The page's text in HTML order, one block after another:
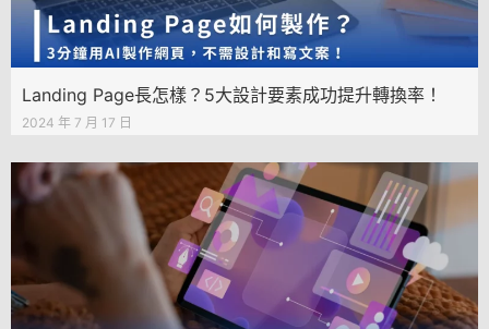
Landing Page長怎樣？5大設計要素成功提升轉換率！
2024 年 7 月 17 日